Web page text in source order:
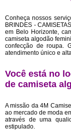
Conheça nossos
BRINDES -
em Belo Horizonte,
camiseta algodão
confecção de roupa.
atendimento único e
Você está no
de camiseta
A missão da 4M
ao mercado de moda
através de uma
estipulado.